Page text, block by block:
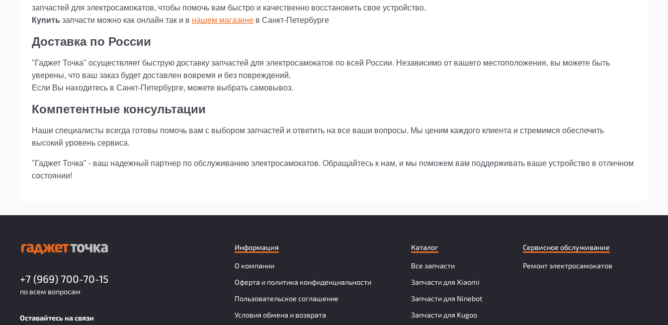
запчастей для электросамокатов, чтобы помочь вам быстро и качественно восстановить свое устройство.
Купить запчасти можно как онлайн так и в нашем магазине в Санкт-Петербурге
Доставка по России
"Гаджет Точка" осуществляет быструю доставку запчастей для электросамокатов по всей России. Независимо от вашего местоположения, вы можете быть
уверены, что ваш заказ будет доставлен вовремя и без повреждений.
Если Вы находитесь в Санкт-Петербурге, можете выбрать самовывоз.
Компетентные консультации
Наши специалисты всегда готовы помочь вам с выбором запчастей и ответить на все ваши вопросы. Мы ценим каждого клиента и стремимся обеспечить
высокий уровень сервиса.
"Гаджет Точка" - ваш надежный партнер по обслуживанию электросамокатов. Обращайтесь к нам, и мы поможем вам поддерживать ваше устройство в отличном
состоянии!
Информация
О компании
Оферта и политика конфиденциальности
Пользовательское соглашение
Условия обмена и возврата
Каталог
Все запчасти
Запчасти для Xiaomi
Запчасти для Ninebot
Запчасти для Kugoo
Сервисное обслуживание
Ремонт электросамокатов
+7 (969) 700-70-15
по всем вопросам
Оставайтесь на связи